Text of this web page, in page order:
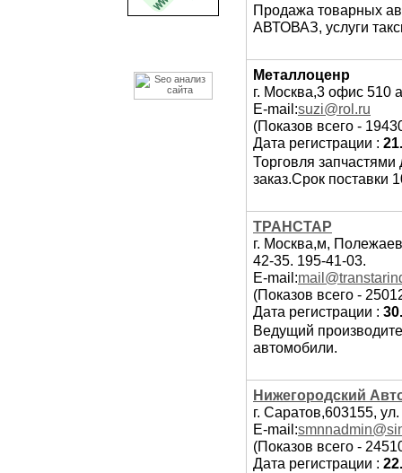
Продажа товарных
АВТОВАЗ, услуги
Металлоценр
г. Москва,3 офис 510
E-mail:suzi@rol.ru
(Показов всего -
Дата регистрации :
Торговля
заказ.Срок поставки
ТРАНСТАР
г. Москва,м,
42-35. 195-41-03.
E-mail:
(Показов всего -
Дата регистрации :
Ведущий
автомобили.
Нижегородский
г. Саратов,603155,
E-mail:
(Показов всего -
Дата регистрации :